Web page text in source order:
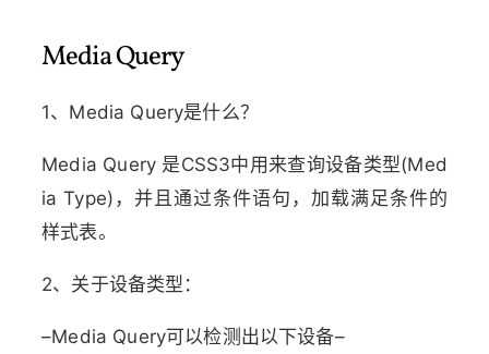
Media Query
1、Media Query是什么？
Media Query 是CSS3中用来查询设备类型(Med
ia Type)，并且通过条件语句，加载满足条件的
样式表。
2、关于设备类型：
–Media Query可以检测出以下设备–